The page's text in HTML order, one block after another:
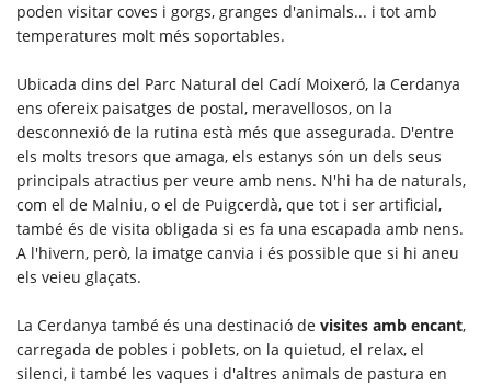
poden visitar coves i gorgs, granges d'animals... i tot amb
temperatures molt més soportables.
Ubicada dins del Parc Natural del Cadí Moixeró, la Cerdanya
ens ofereix paisatges de postal, meravellosos, on la
desconnexió de la rutina està més que assegurada. D'entre
els molts tresors que amaga, els estanys són un dels seus
principals atractius per veure amb nens. N'hi ha de naturals,
com el de Malniu, o el de Puigcerdà, que tot i ser artificial,
també és de visita obligada si es fa una escapada amb nens.
A l'hivern, però, la imatge canvia i és possible que si hi aneu
els veieu glaçats.
La Cerdanya també és una destinació de visites amb encant,
carregada de pobles i poblets, on la quietud, el relax, el
silenci, i també les vaques i d'altres animals de pastura en